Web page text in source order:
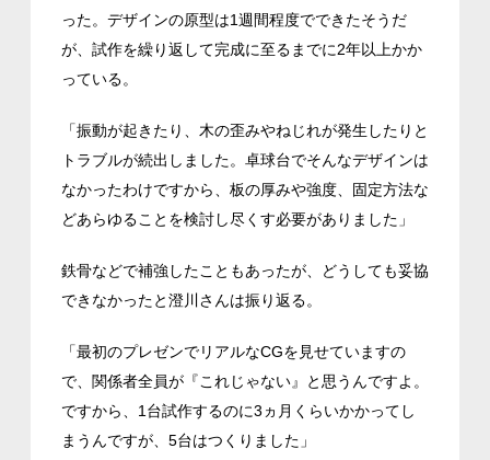
った。デザインの原型は1週間程度でできたそうだ
が、試作を繰り返して完成に至るまでに2年以上かか
っている。
「振動が起きたり、木の歪みやねじれが発生したりと
トラブルが続出しました。卓球台でそんなデザインは
なかったわけですから、板の厚みや強度、固定方法な
どあらゆることを検討し尽くす必要がありました」
鉄骨などで補強したこともあったが、どうしても妥協
できなかったと澄川さんは振り返る。
「最初のプレゼンでリアルなCGを見せていますの
で、関係者全員が『これじゃない』と思うんですよ。
ですから、1台試作するのに3ヵ月くらいかかってし
まうんですが、5台はつくりました」